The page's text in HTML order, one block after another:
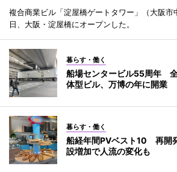
複合商業ビル「淀屋橋ゲートタワー」（大阪
日、大阪・淀屋橋にオープンした。
暮らす・働く
船場センタービル55周年
体型ビル、万博の年に開業
暮らす・働く
船経年間PVベスト10 再開
設増加で人流の変化も